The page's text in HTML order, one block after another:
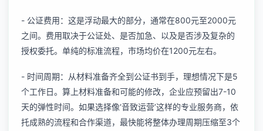
- 公证费用：这是浮动最大的部分，通常在800元至2000元
之间。费用取决于公证处、是否加急、以及是否涉及复杂的
授权委托。单纯的标准流程，市场均价在1200元左右。
- 时间周期：从材料准备齐全到公证书到手，理想情况下是5
个工作日。算上材料准备和可能的修改，企业应预留出7-10
天的弹性时间。如果选择像‘音致运营’这样的专业服务商，依
托成熟的流程和合作渠道，最快能将整体办理周期压缩至3个